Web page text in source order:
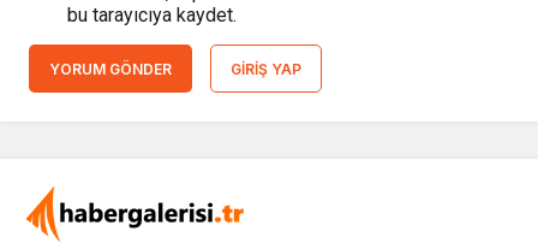
bu tarayıcıya kaydet.
YORUM GÖNDER GIRIŞ YAP